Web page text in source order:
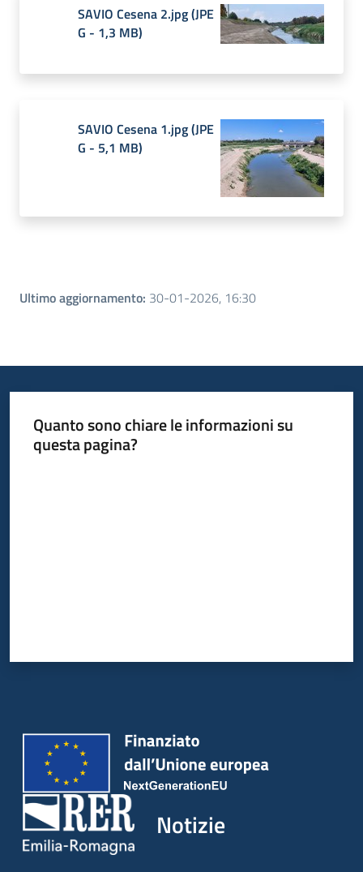
SAVIO Cesena 2.jpg(JPE
G - 1,3 MB)
SAVIO Cesena 1.jpg(JPE
G - 5,1 MB)
Ultimo aggiornamento: 30-01-2026, 16:30
Quanto sono chiare le informazioni su
questa pagina?
Notizie